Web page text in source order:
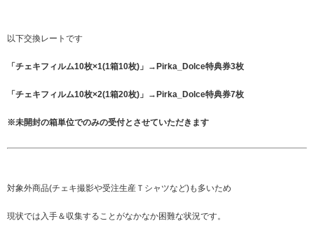
以下交換レートです
「チェキフィルム10枚×1(1箱10枚)」→Pirka_Dolce特典券3枚
「チェキフィルム10枚×2(1箱20枚)」→Pirka_Dolce特典券7枚
※未開封の箱単位でのみの受付とさせていただきます
対象外商品(チェキ撮影や受注生産Ｔシャツなど)も多いため
現状では入手＆収集することがなかなか困難な状況です。